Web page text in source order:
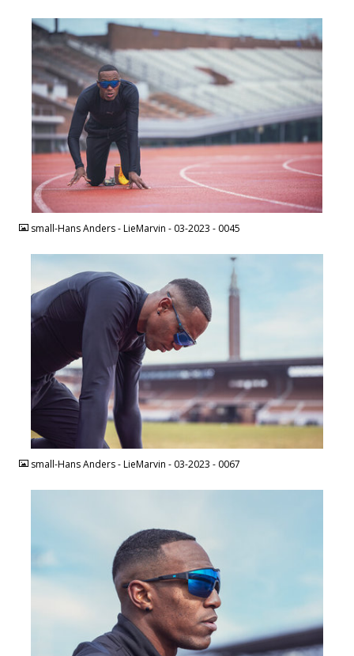
JPEG
small-Hans Anders - LieMarvin - 03-2023 - 0045
JPEG
small-Hans Anders - LieMarvin - 03-2023 - 0067